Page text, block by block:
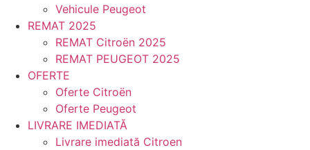
Vehicule Peugeot
REMAT 2025
REMAT Citroën 2025
REMAT PEUGEOT 2025
OFERTE
Oferte Citroën
Oferte Peugeot
LIVRARE IMEDIATĂ
Livrare imediată Citroen